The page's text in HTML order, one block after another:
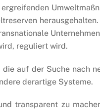
reguliert wird.
auf der Suche nach
derartige Systeme.
transparent zu